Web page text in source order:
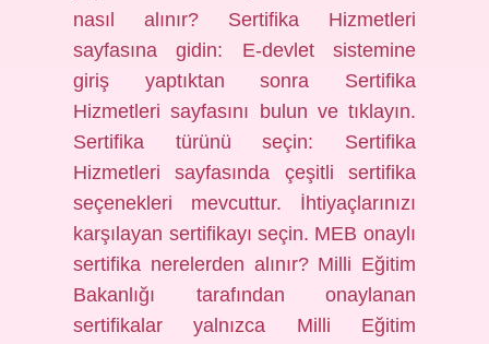
nasıl alınır? Sertifika Hizmetleri
sayfasına gidin: E-devlet sistemine
giriş yaptıktan sonra Sertifika
Hizmetleri sayfasını bulun ve tıklayın.
Sertifika türünü seçin: Sertifika
Hizmetleri sayfasında çeşitli sertifika
seçenekleri mevcuttur. İhtiyaçlarınızı
karşılayan sertifikayı seçin. MEB onaylı
sertifika nerelerden alınır? Milli Eğitim
Bakanlığı tarafından onaylanan
sertifikalar yalnızca Milli Eğitim